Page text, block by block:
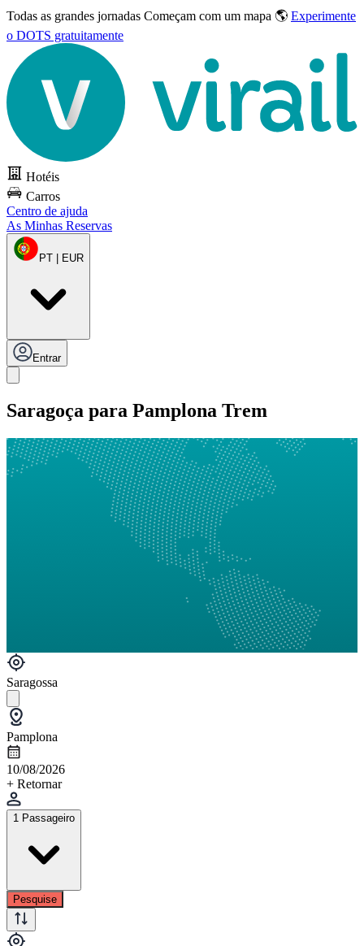
Todas as grandes jornadas Começam com um mapa 🌎 Experimente
o DOTS gratuitamente
Hotéis
Carros
Centro de ajuda
As Minhas Reservas
PT | EUR
Entrar
Saragoça para Pamplona Trem
Saragossa
Pamplona
10/08/2026
+ Retornar
1 Passageiro
Pesquise